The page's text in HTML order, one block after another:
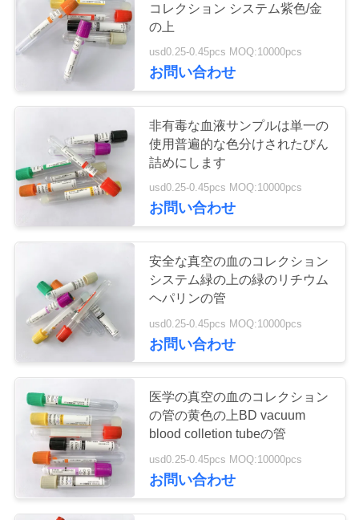
て
工
旅
行
連
非真空の血のコレ
クションの管
ウイルスの見本抽
出管
明白な血のコレク
ションの管
コレクション システム紫色/金
の上
usd0.25-0.45pcs MOQ:10000pcs
お問い合わせ
非有毒な血液サンプルは単一の
使用普遍的な色分けされたびん
詰めにします
usd0.25-0.45pcs MOQ:10000pcs
お問い合わせ
安全な真空の血のコレクション
システム緑の上の緑のリチウム
ヘパリンの管
usd0.25-0.45pcs MOQ:10000pcs
お問い合わせ
医学の真空の血のコレクション
の管の黄色の上BD vacuum
blood colletion tubeの管
usd0.25-0.45pcs MOQ:10000pcs
お問い合わせ